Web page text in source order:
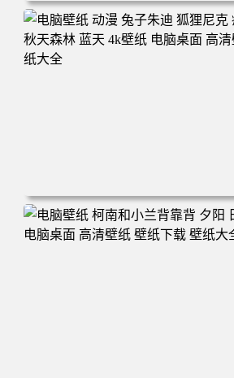
电脑壁纸 动漫 紫灵 冰清玉洁《凡人修仙
160 电脑桌面 高清壁纸 壁纸下载 壁纸
电脑壁纸 动漫 兔子朱迪 狐狸尼克 疯狂
林 蓝天 4k壁纸 电脑桌面 高清壁纸 壁纸